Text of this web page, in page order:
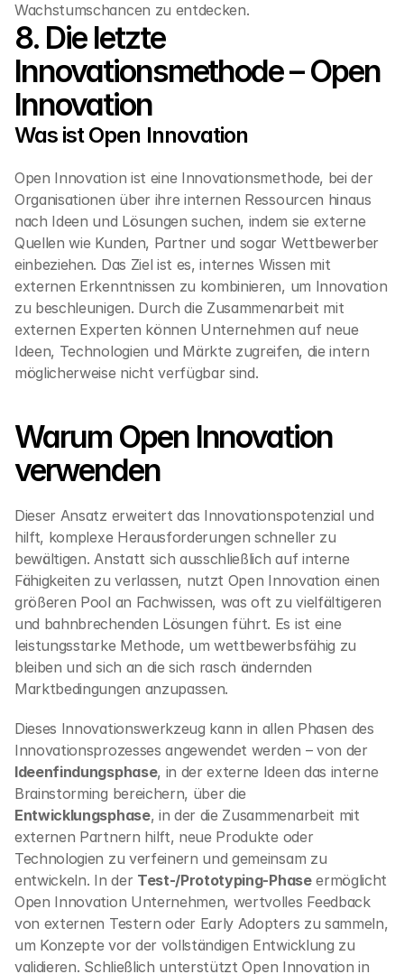
Wachstumschancen zu entdecken.
8. Die letzte
Innovationsmethode – Open
Innovation
Was ist Open Innovation
Open Innovation ist eine Innovationsmethode, bei der
Organisationen über ihre internen Ressourcen hinaus
nach Ideen und Lösungen suchen, indem sie externe
Quellen wie Kunden, Partner und sogar Wettbewerber
einbeziehen. Das Ziel ist es, internes Wissen mit
externen Erkenntnissen zu kombinieren, um Innovation
zu beschleunigen. Durch die Zusammenarbeit mit
externen Experten können Unternehmen auf neue
Ideen, Technologien und Märkte zugreifen, die intern
möglicherweise nicht verfügbar sind.
Warum Open Innovation
verwenden
Dieser Ansatz erweitert das Innovationspotenzial und
hilft, komplexe Herausforderungen schneller zu
bewältigen. Anstatt sich ausschließlich auf interne
Fähigkeiten zu verlassen, nutzt Open Innovation einen
größeren Pool an Fachwissen, was oft zu vielfältigeren
und bahnbrechenden Lösungen führt. Es ist eine
leistungsstarke Methode, um wettbewerbsfähig zu
bleiben und sich an die sich rasch ändernden
Marktbedingungen anzupassen.
Dieses Innovationswerkzeug kann in allen Phasen des
Innovationsprozesses angewendet werden – von der
Ideenfindungsphase, in der externe Ideen das interne
Entwicklungsphase, in der die Zusammenarbeit mit
externen Partnern hilft, neue Produkte oder
Technologien zu verfeinern und gemeinsam zu
entwickeln. In der Test-/Prototyping-Phase ermöglicht
Open Innovation Unternehmen, wertvolles Feedback
von externen Testern oder Early Adopters zu sammeln,
um Konzepte vor der vollständigen Entwicklung zu
validieren. Schließlich unterstützt Open Innovation in